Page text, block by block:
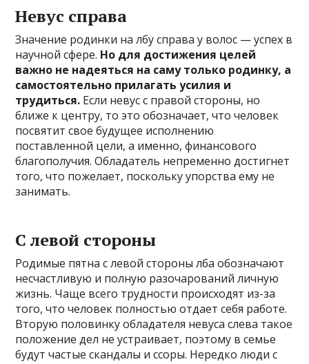
Невус справа
Значение родинки на лбу справа у волос — успех в
научной сфере. Но для достижения целей
важно не надеяться на саму только родинку, а
самостоятельно прилагать усилия и
трудиться. Если невус с правой стороны, но
ближе к центру, то это обозначает, что человек
посвятит свое будущее исполнению
поставленной цели, а именно, финансового
благополучия. Обладатель непременно достигнет
того, что пожелает, поскольку упорства ему не
занимать.
С левой стороны
Родимые пятна с левой стороны лба обозначают
несчастливую и полную разочарований личную
жизнь. Чаще всего трудности происходят из-за
того, что человек полностью отдает себя работе.
Вторую половинку обладателя невуса слева такое
положение дел не устраивает, поэтому в семье
будут частые скандалы и ссоры. Нередко люди с